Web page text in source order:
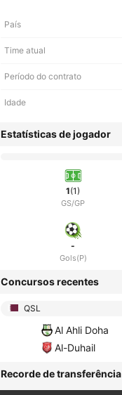
País
Time atual
Período do contrato
Idade
Estatísticas de jogador
1(1)
GS/GP
-
Gols(P)
Concursos recentes
QSL
Al Ahli Doha
Al-Duhail
Recorde de transferência